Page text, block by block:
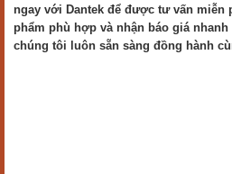
ngay với Dantek để được tư vấn miễn
phẩm phù hợp và nhận báo giá
chúng tôi luôn sẵn sàng đồng hành